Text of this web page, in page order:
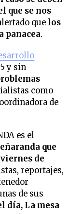
que se nos
que los
panacea.
y sin
como
de
es el
que
de
reportajes,
de sus
día, La mesa